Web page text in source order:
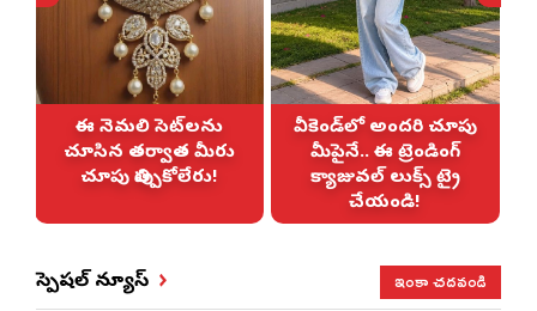
ఈ నెమలి సెట్‌లను
చూసిన తర్వాత మీరు
చూపు తిప్పుకోలేరు!
వీకెండ్‌లో అందరి చూపు
మీపైనే.. ఈ ట్రెండింగ్
క్యాజువల్ లుక్స్ ట్రై
చేయండి!
స్పెషల్ న్యూస్ ఇంకా చదవండి